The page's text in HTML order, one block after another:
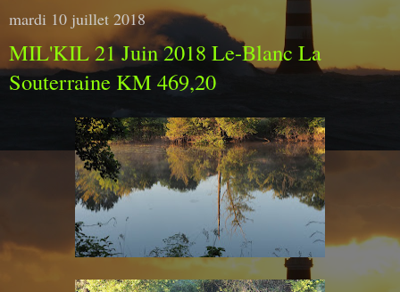
mardi 10 juillet 2018
MIL'KIL 21 Juin 2018 Le-Blanc La
Souterraine KM 469,20